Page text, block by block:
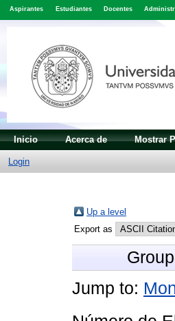
Aspirantes Estudiantes Docentes
Inicio Acerca de Mostrar
Login
Up a level
Export as
Jump to: